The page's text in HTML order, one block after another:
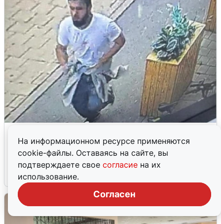
На информационном ресурсе применяются
cookie-файлы. Оставаясь на сайте, вы
подтверждаете свое согласие на их
использование.
Согласен
подозреваемого в вымогательстве
квартиры
7 августа 0